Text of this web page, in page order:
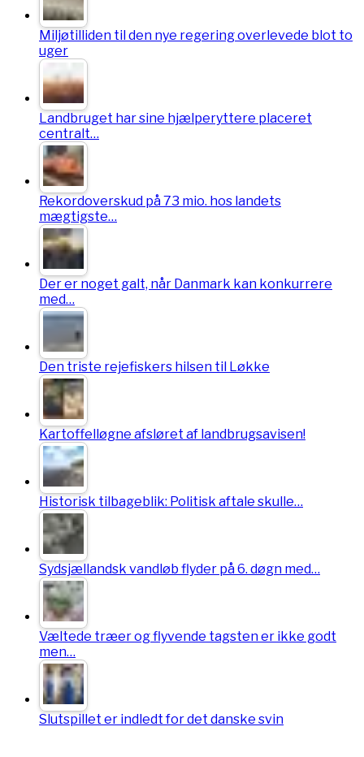
Miljøtilliden til den nye regering overlevede blot to
uger
Landbruget har sine hjælperyttere placeret
centralt…
Rekordoverskud på 73 mio. hos landets
mægtigste…
Der er noget galt, når Danmark kan konkurrere
med…
Den triste rejefiskers hilsen til Løkke
Kartoffelløgne afsløret af landbrugsavisen!
Historisk tilbageblik: Politisk aftale skulle…
Sydsjællandsk vandløb flyder på 6. døgn med…
Væltede træer og flyvende tagsten er ikke godt
men…
Slutspillet er indledt for det danske svin